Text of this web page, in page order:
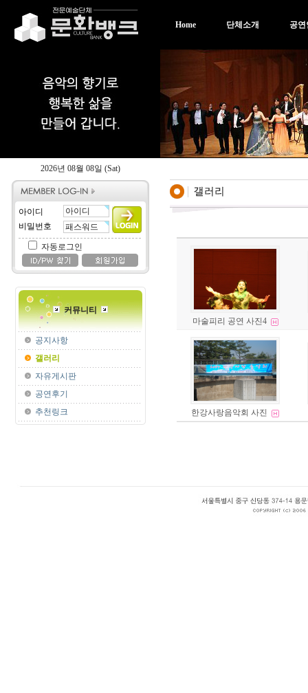
Home 단체소개 공연
2026년 08월 08일 (Sat)
아이디
비밀번호
자동로그인
커뮤니티
공지사항
갤러리
자유게시판
공연후기
추천링크
마술피리 공연 사진4
한강사랑음악회 사진